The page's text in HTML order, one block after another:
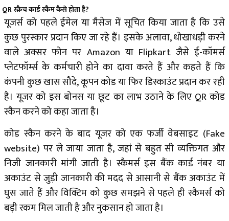
QR स्क्रैच कार्ड स्कैम कैसे होता है?
यूजर्स को पहले ईमेल या मैसेज में सूचित किया जाता है कि उसे
कुछ पुरस्कार प्रदान किए जा रहे हैं। इसके अलावा, धोखाधड़ी करने
वाले अक्सर फोन पर Amazon या Flipkart जैसे ई-कॉमर्स
प्लेटफॉर्म्स के कर्मचारी होने का दावा करते हैं और कहते हैं कि
कंपनी कुछ खास सौदे, कूपन कोड या फिर डिस्काउंट प्रदान कर रही
है। यूजर को इस बोनस या छूट का लाभ उठाने के लिए QR कोड
स्कैन करने को कहा जाता है।
कोड स्कैन करने के बाद यूजर को एक फर्जी वेबसाइट (Fake
website) पर ले जाया जाता है, जहां से बहुत सी व्यक्तिगत और
निजी जानकारी मांगी जाती है। स्कैमर्स इस बैंक कार्ड नंबर या
अकाउंट से जुड़ी जानकारी की मदद से आसानी से बैंक अकाउंट में
घुस जाते हैं और विक्टिम को कुछ समझने से पहले ही स्कैमर्स को
बड़ी रकम मिल जाती है और नुकसान हो जाता है।